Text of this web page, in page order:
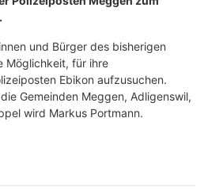
und Bürger des bisherigen
Möglichkeit, für ihre
Ebikon aufzusuchen.
Gemeinden Meggen, Adligenswil,
wird Markus Portmann.